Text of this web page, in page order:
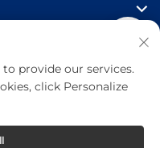
provide our services.
click Personalize